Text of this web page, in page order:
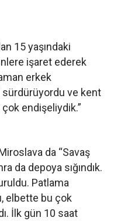
15 yaşındaki
işaret ederek
erkek
sürdürüyordu ve kent
endişeliydik.”
da “Savaş
da depoya sığındık.
Patlama
elbette bu çok
İlk gün 10 saat